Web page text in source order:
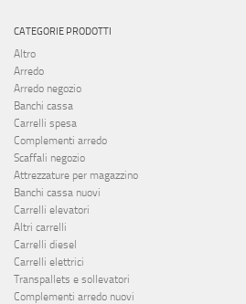
CATEGORIE PRODOTTI
Altro
Arredo
Arredo negozio
Banchi cassa
Carrelli spesa
Complementi arredo
Scaffali negozio
Attrezzature per magazzino
Banchi cassa nuovi
Carrelli elevatori
Altri carrelli
Carrelli diesel
Carrelli elettrici
Transpallets e sollevatori
Complementi arredo nuovi